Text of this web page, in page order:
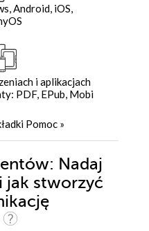
Android, iOS,
i aplikacjach
PDF, EPub, Mobi
Pomoc »
Nadaj
jak stworzyć